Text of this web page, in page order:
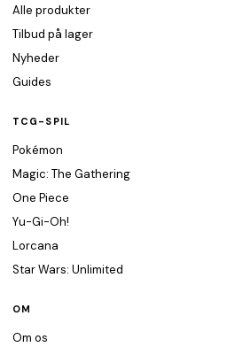
Alle produkter
Tilbud på lager
Nyheder
Guides
TCG-SPIL
Pokémon
Magic: The Gathering
One Piece
Yu-Gi-Oh!
Lorcana
Star Wars: Unlimited
OM
Om os